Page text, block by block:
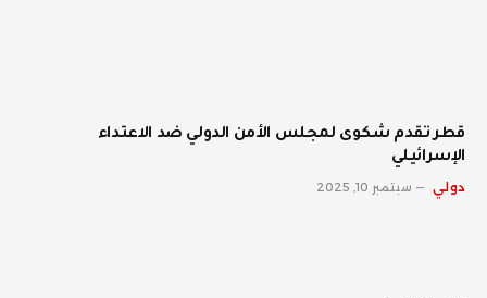
قطر تقدم شكوى لمجلس الأمن الدولي ضد الاعتداء
الإسرائيلي
دولي سبتمبر 10, 2025